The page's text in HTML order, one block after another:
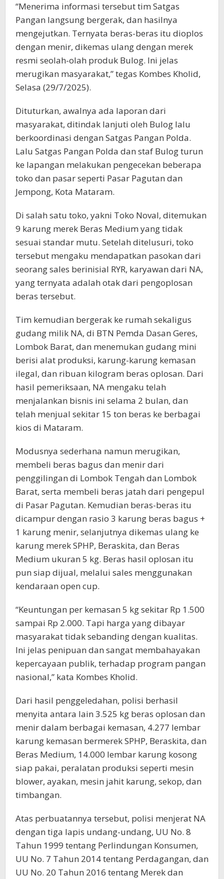
“Menerima informasi tersebut tim Satgas
Pangan langsung bergerak, dan hasilnya
mengejutkan. Ternyata beras-beras itu dioplos
dengan menir, dikemas ulang dengan merek
resmi seolah-olah produk Bulog. Ini jelas
merugikan masyarakat,” tegas Kombes Kholid,
Selasa (29/7/2025).
Dituturkan, awalnya ada laporan dari
masyarakat, ditindak lanjuti oleh Bulog lalu
berkoordinasi dengan Satgas Pangan Polda.
Lalu Satgas Pangan Polda dan staf Bulog turun
ke lapangan melakukan pengecekan beberapa
toko dan pasar seperti Pasar Pagutan dan
Jempong, Kota Mataram.
Di salah satu toko, yakni Toko Noval, ditemukan
9 karung merek Beras Medium yang tidak
sesuai standar mutu. Setelah ditelusuri, toko
tersebut mengaku mendapatkan pasokan dari
seorang sales berinisial RYR, karyawan dari NA,
yang ternyata adalah otak dari pengoplosan
beras tersebut.
Tim kemudian bergerak ke rumah sekaligus
gudang milik NA, di BTN Pemda Dasan Geres,
Lombok Barat, dan menemukan gudang mini
berisi alat produksi, karung-karung kemasan
ilegal, dan ribuan kilogram beras oplosan. Dari
hasil pemeriksaan, NA mengaku telah
menjalankan bisnis ini selama 2 bulan, dan
telah menjual sekitar 15 ton beras ke berbagai
kios di Mataram.
Modusnya sederhana namun merugikan,
membeli beras bagus dan menir dari
penggilingan di Lombok Tengah dan Lombok
Barat, serta membeli beras jatah dari pengepul
di Pasar Pagutan. Kemudian beras-beras itu
dicampur dengan rasio 3 karung beras bagus +
1 karung menir, selanjutnya dikemas ulang ke
karung merek SPHP, Beraskita, dan Beras
Medium ukuran 5 kg. Beras hasil oplosan itu
pun siap dijual, melalui sales menggunakan
kendaraan open cup.
“Keuntungan per kemasan 5 kg sekitar Rp 1.500
sampai Rp 2.000. Tapi harga yang dibayar
masyarakat tidak sebanding dengan kualitas.
Ini jelas penipuan dan sangat membahayakan
kepercayaan publik, terhadap program pangan
nasional,” kata Kombes Kholid.
Dari hasil penggeledahan, polisi berhasil
menyita antara lain 3.525 kg beras oplosan dan
menir dalam berbagai kemasan, 4.277 lembar
karung kemasan bermerek SPHP, Beraskita, dan
Beras Medium, 14.000 lembar karung kosong
siap pakai, peralatan produksi seperti mesin
blower, ayakan, mesin jahit karung, sekop, dan
timbangan.
Atas perbuatannya tersebut, polisi menjerat NA
dengan tiga lapis undang-undang, UU No. 8
Tahun 1999 tentang Perlindungan Konsumen,
UU No. 7 Tahun 2014 tentang Perdagangan, dan
UU No. 20 Tahun 2016 tentang Merek dan